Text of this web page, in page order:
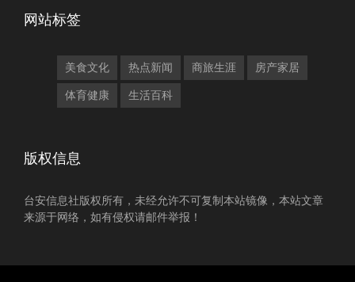
网站标签
美食文化 热点新闻 商旅生涯 房产家居
体育健康 生活百科
版权信息
台安信息社版权所有，未经允许不可复制本站镜像，本站文章
来源于网络，如有侵权请邮件举报！